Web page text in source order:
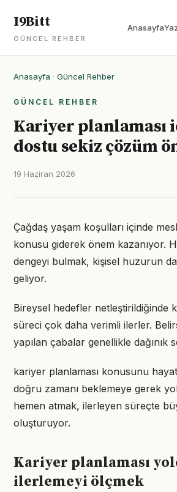
I9Bitt
GÜNCEL REHBER
Anasayfa
Anasayfa · Güncel Rehber
GÜNCEL REHBER
Kariyer planlaması
dostu sekiz çözüm
19 Haziran 2026
Çağdaş yaşam koşulları içinde
konusu giderek önem kazanıyor.
dengeyi bulmak, kişisel huzurun
geliyor.
Bireysel hedefler netleştirildiğinde
süreci çok daha verimli ilerler.
yapılan çabalar genellikle dağınık
kariyer planlaması konusunu
doğru zamanı beklemeye gerek
hemen atmak, ilerleyen süreçte
oluşturuyor.
Kariyer planlaması
ilerlemeyi ölçmek